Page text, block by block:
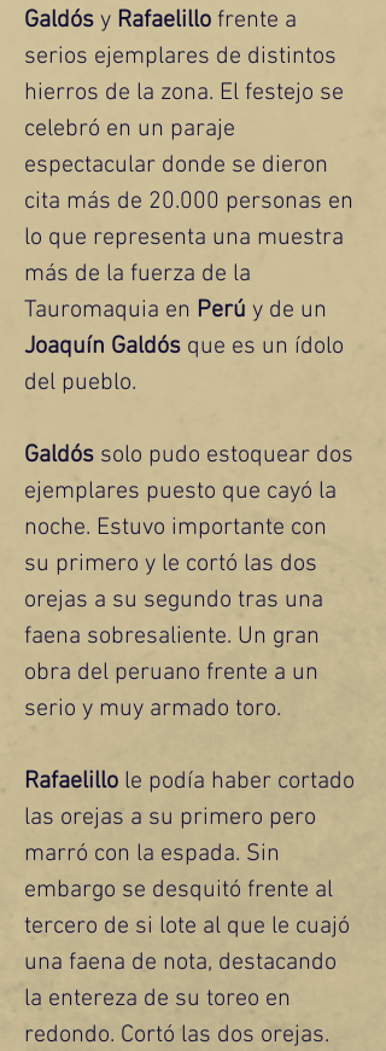
Galdós y Rafaelillo frente a
serios ejemplares de distintos
hierros de la zona. El festejo se
celebró en un paraje
espectacular donde se dieron
cita más de 20.000 personas en
lo que representa una muestra
más de la fuerza de la
Tauromaquia en Perú y de un
Joaquín Galdós que es un ídolo
del pueblo.
Galdós solo pudo estoquear dos
ejemplares puesto que cayó la
noche. Estuvo importante con
su primero y le cortó las dos
orejas a su segundo tras una
faena sobresaliente. Un gran
obra del peruano frente a un
serio y muy armado toro.
Rafaelillo le podía haber cortado
las orejas a su primero pero
marró con la espada. Sin
embargo se desquitó frente al
tercero de si lote al que le cuajó
una faena de nota, destacando
la entereza de su toreo en
redondo. Cortó las dos orejas.